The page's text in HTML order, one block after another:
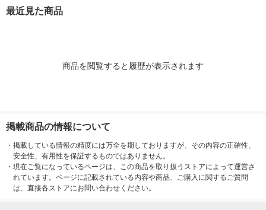
同会社
最近見た商品
商品を閲覧すると履歴が表示されます
掲載商品の情報について
・ 掲載している情報の精度には万全を期しておりますが、その内容の正確性、
安全性、有用性を保証するものではありません。
・ 現在ご覧になっているページは、この商品を取り扱うストアによって運営さ
れています。ページに記載されている内容や商品、ご購入に関するご質問
は、直接各ストアにお問い合わせください。